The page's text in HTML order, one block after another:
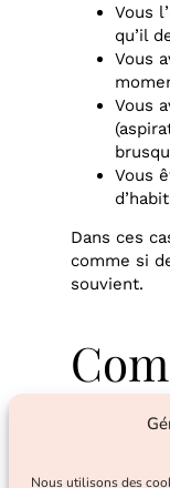
Nous utilisons des
Vous
qu’il
Vous
Vous
Vous
Dans ces
comme si
souvient.
un